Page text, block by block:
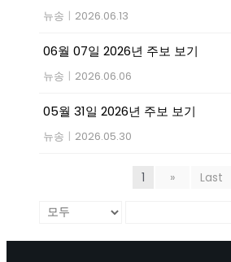
뉴송 | 2026.06.13
06월 07일 2026년 주보 보기
뉴송 | 2026.06.06
05월 31일 2026년 주보 보기
뉴송 | 2026.05.30
1 » Last